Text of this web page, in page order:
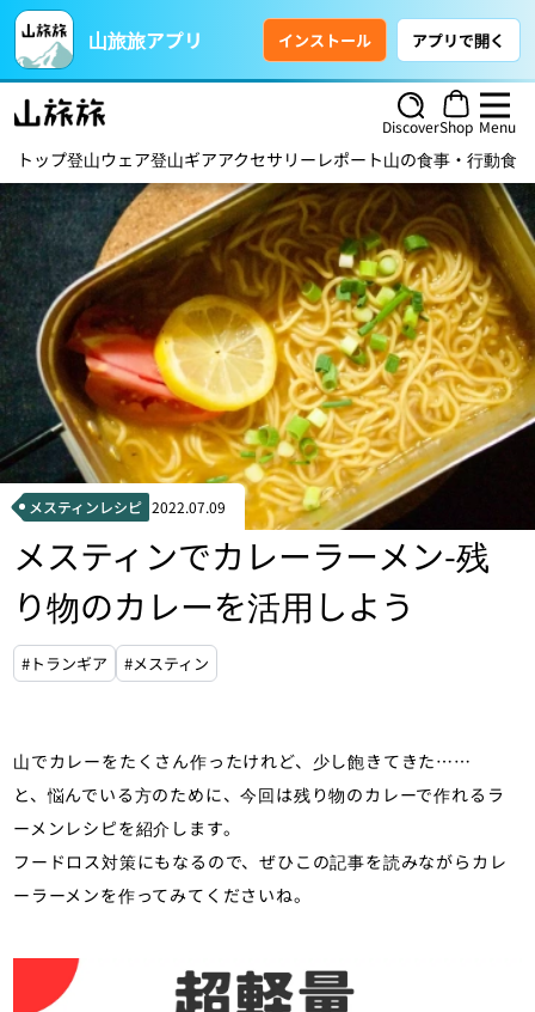
山旅旅アプリ インストール アプリで開く
DiscoverShop Menu
トップ登山ウェア登山ギアアクセサリー レポート山の食事・行動食
メスティンレシピ 2022.07.09
メスティンでカレーラーメン-残
り物のカレーを活用しよう
#トランギア #メスティン
山でカレーをたくさん作ったけれど、少し飽きてきた……
と、悩んでいる方のために、今回は残り物のカレーで作れるラ
ーメンレシピを紹介します。
フードロス対策にもなるので、ぜひこの記事を読みながらカレ
ーラーメンを作ってみてくださいね。